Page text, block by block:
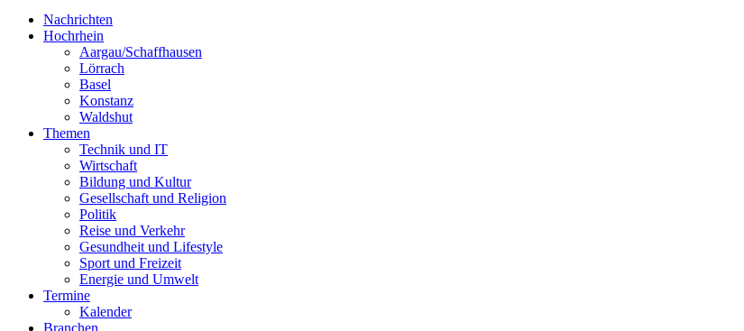
Nachrichten
Hochrhein
Aargau/Schaffhausen
Lörrach
Basel
Konstanz
Waldshut
Themen
Technik und IT
Wirtschaft
Bildung und Kultur
Gesellschaft und Religion
Politik
Reise und Verkehr
Gesundheit und Lifestyle
Sport und Freizeit
Energie und Umwelt
Termine
Kalender
Branchen